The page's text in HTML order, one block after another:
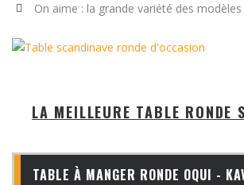
On aime : la grande variété des modèles
LA MEILLEURE TABLE RONDE
TABLE À MANGER RONDE OQUI -